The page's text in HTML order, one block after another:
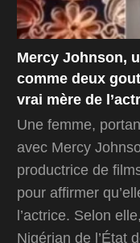
Mercy Johnson,
comme deux
vrai mère de
Une femme,
avec Mercy
productrice de
pour affirmer
l’actrice. Selon
Nigérian de l’État